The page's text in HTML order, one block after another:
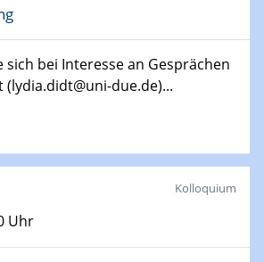
drops in channel flow
sich bei Interesse an Gesprächen
(lydia.didt@uni-due.de)...
Uhr
Kolloquium